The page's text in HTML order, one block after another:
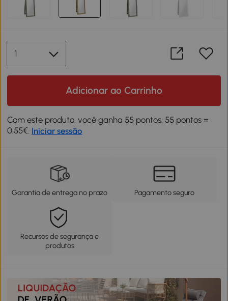
Adicionar ao Carrinho
Com este produto, você ganha 55 pontos. 55 pontos =
0,55€. Iniciar sessão
Garantia de entrega no prazo Pagamento seguro
Recursos de segurança e
produtos